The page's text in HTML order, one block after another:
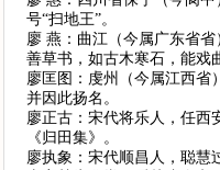
号“扫地王”。
廖 燕：曲江（今属广东省省
善草书，如古木寒石，能戏
廖匡图：虔州（今属江西省
并因此扬名。
廖正古：宋代将乐人，任西
《归田集》。
廖执象：宋代顺昌人，聪慧